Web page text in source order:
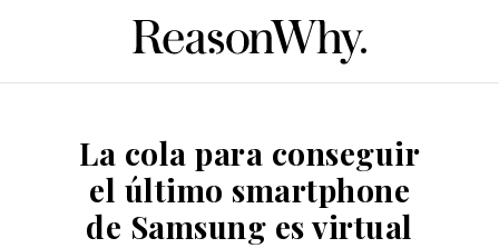
La cola para conseguir
el último smartphone
de Samsung es virtual